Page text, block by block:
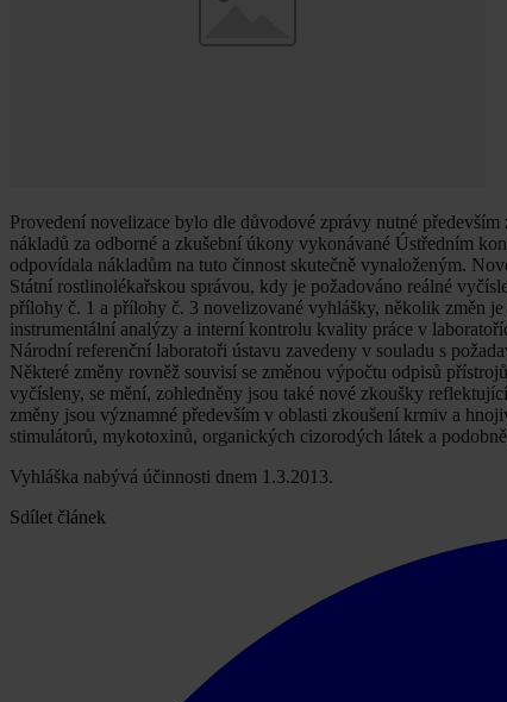
Provedení novelizace bylo dle důvodové zprávy nutné
nákladů za odborné a zkušební úkony vykonávané Ústředním
odpovídala nákladům na tuto činnost skutečně vynaloženým.
Státní rostlinolékařskou správou, kdy je požadováno reálné
přílohy č. 1 a přílohy č. 3 novelizované vyhlášky, několik změn
instrumentální analýzy a interní kontrolu kvality práce v
Národní referenční laboratoři ústavu zavedeny v souladu s
Některé změny rovněž souvisí se změnou výpočtu odpisů
vyčísleny, se mění, zohledněny jsou také nové zkoušky
změny jsou významné především v oblasti zkoušení krmiv a
stimulátorů, mykotoxinů, organických cizorodých látek a
Vyhláška nabývá účinnosti dnem 1.3.2013.
Sdílet článek